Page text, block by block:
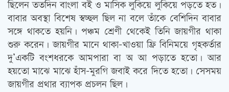
ছিলেন ততদিন বাংলা বই ও মাসিক লুকিয়ে লুকিয়ে পড়তে হত।
বাবার অবস্থা বিশেষ স্বচ্ছল ছিল না বলে তাঁকে বেশিদিন বাবার
সঙ্গে থাকতে হয়নি। পঞ্চম শ্রেণী থেকেই তিনি জায়গীর থাকা
শুরু করেন। জায়গীর মানে থাকা-খাওয়া ফ্রি বিনিময়ে গৃহকর্তার
দু’একটি বংশধরকে আমপারা বা অ আ পড়াতে হতো। আর
হয়তো মাঝে মাঝে হাঁস-মুরগি জবাই করে দিতে হতো। সেসময়
জায়গীর প্রথার ব্যাপক প্রচলন ছিল।